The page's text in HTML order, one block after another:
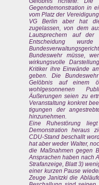
Gegendemonstration in
vom Platz der
VG Berlin aber hat
zugelassen, von dem
Lautsprechern auf
Entscheidung
Bundeswehr müsse,
wirkungsvolle
Kritiker ihre Einwände
geben. Die
Gelöbnis auf einem
wohlgesonnenen
Äußerungen seien zu
Veranstaltung konkret
tigungen der
hinzunehmen.
Eine Ruhestörung
Demonstration heraus
CDU-Stand beschallt
hat aber weder Walter,
die Maßnahmen gegen
Ansprachen haben nach
Strafanzeige, Blatt 3)
einer kurzen Pause
Zeuge Janitzki die